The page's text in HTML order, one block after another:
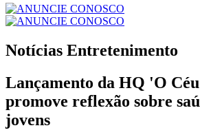
Notícias Entretenimento
Lançamento da HQ 'O
promove reflexão sobre
jovens